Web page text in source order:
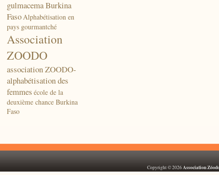
gulmacema Burkina
FasoAlphabétisation en
pays gourmantché
Association
ZOODO
association ZOODO-
alphabétisation des
femmes école de la
deuxième chance Burkina
Faso
Copyright © 2026Association